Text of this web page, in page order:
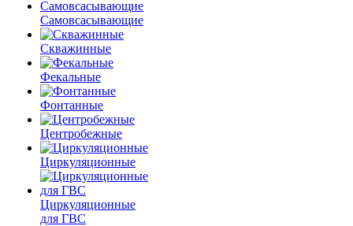
Самовсасывающие
Скважинные
Фекальные
Фонтанные
Центробежные
Циркуляционные
Циркуляционные
для ГВС